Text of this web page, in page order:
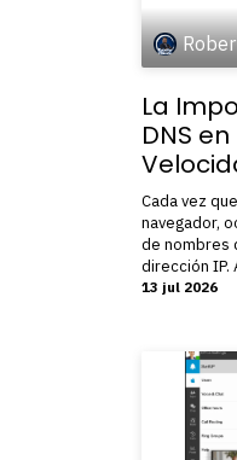
La
DNS
Cada vez
navegador,
de nombres
dirección IP.
13 jul 2026